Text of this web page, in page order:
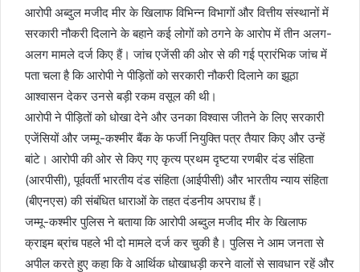
आरोपी अब्दुल मजीद मीर के खिलाफ विभिन्न विभागों और वित्तीय संस्थानों में
सरकारी नौकरी दिलाने के बहाने कई लोगों को ठगने के आरोप में तीन अलग-
अलग मामले दर्ज किए हैं। जांच एजेंसी की ओर से की गई प्रारंभिक जांच में
पता चला है कि आरोपी ने पीड़ितों को सरकारी नौकरी दिलाने का झूठा
आश्वासन देकर उनसे बड़ी रकम वसूल की थी।
आरोपी ने पीड़ितों को धोखा देने और उनका विश्वास जीतने के लिए सरकारी
एजेंसियों और जम्मू-कश्मीर बैंक के फर्जी नियुक्ति पत्र तैयार किए और उन्हें
बांटे। आरोपी की ओर से किए गए कृत्य प्रथम दृष्टया रणबीर दंड संहिता
(आरपीसी), पूर्ववर्ती भारतीय दंड संहिता (आईपीसी) और भारतीय न्याय संहिता
(बीएनएस) की संबंधित धाराओं के तहत दंडनीय अपराध हैं।
जम्मू-कश्मीर पुलिस ने बताया कि आरोपी अब्दुल मजीद मीर के खिलाफ
क्राइम ब्रांच पहले भी दो मामले दर्ज कर चुकी है। पुलिस ने आम जनता से
अपील करते हुए कहा कि वे आर्थिक धोखाधड़ी करने वालों से सावधान रहें और